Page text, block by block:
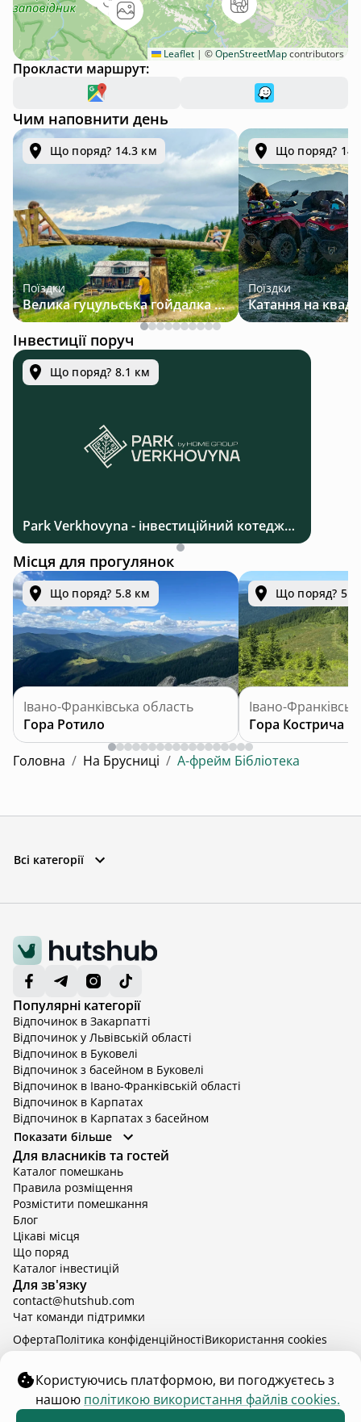
Leaflet | ©OpenStreetMapcontributors
Прокласти маршрут:
Чим наповнити день
Що поряд? 14.3 км
Поїздки
Велика гуцульська гойдалка — джип-тур у Карпатах
Що поряд?
Поїздки
Інвестиції поруч
Що поряд? 8.1 км
Park Verkhovyna - інвестиційний котеджний комплекс біля Верховини в Карпатах
Місця для прогулянок
Що поряд? 5.8 км
Івано-Франківська область
Гора Ротило
Що поряд? 5.8
Івано-
Гора Кострича
Головна / На Брусниці / А-фрейм Бібліотека
Всі категорії
Популярні категорії
Відпочинок в Закарпатті
Відпочинок у Львівській області
Відпочинок в Буковелі
Відпочинок з басейном в Буковелі
Відпочинок в Івано-Франківській області
Відпочинок в Карпатах
Відпочинок в Карпатах з басейном
Відпочинок в Київській області
Відпочинок в Київській області з басейном
Відпочинок в Тернопільській області
Відпочинок у Вінницькій області
Відпочинок в Яремче
Відпочинок у Львівській області з басейном
Відпочинок з басейном в Тернопільській області
Показати більше
Для власників та гостей
Каталог помешкань
Правила розміщення
Розмістити помешкання
Блог
Цікаві місця
Що поряд
Каталог інвестицій
Для зв'язку
contact@hutshub.com
Чат команди підтримки
hutshub | ©2026
ОфертаПолітика конфіденційностіBикористання cookies
Користуючись платформою, ви погоджуєтесь з
нашою політикою використання файлів cookies.